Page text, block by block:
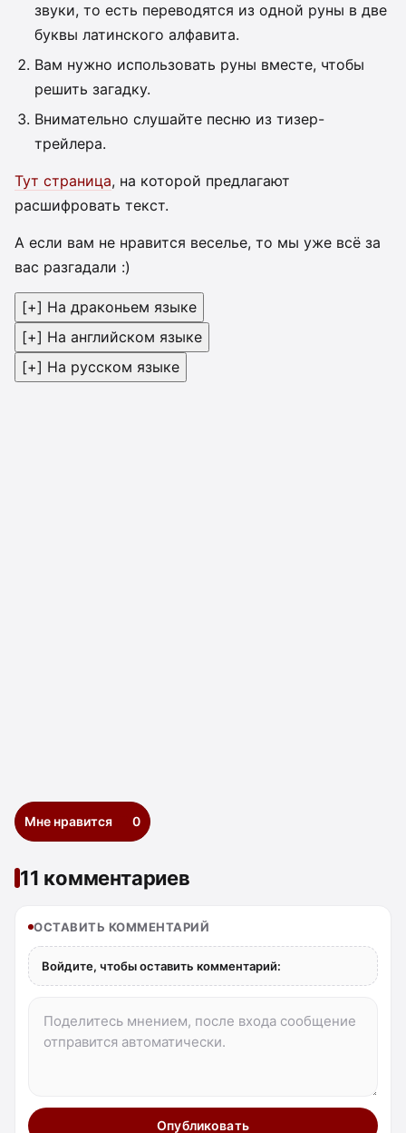
звуки, то есть переводятся из одной руны в две
буквы латинского алфавита.
Вам нужно использовать руны вместе, чтобы
решить загадку.
Внимательно слушайте песню из тизер-
трейлера.
Тут страница, на которой предлагают
расшифровать текст.
А если вам не нравится веселье, то мы уже всё за
вас разгадали :)
Мне нравится 0
11 комментариев
ОСТАВИТЬ КОММЕНТАРИЙ
Войдите, чтобы оставить комментарий:
Опубликовать